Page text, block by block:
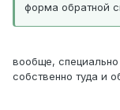
форма обратной
вообще,
собственно туда и